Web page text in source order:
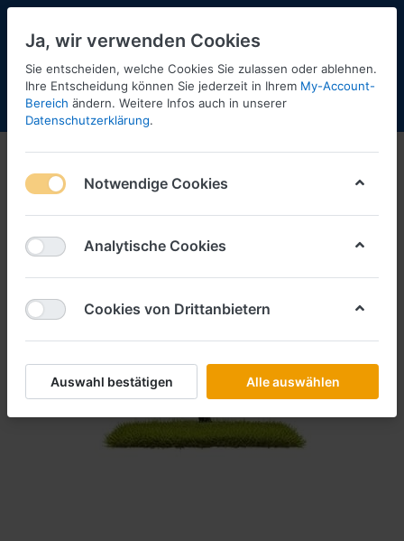
Menü Anmelden Shopaktualisierung
Ja, wir verwenden Cookies
Sie entscheiden, welche Cookies Sie zulassen oder ablehnen.
Ihre Entscheidung können Sie jederzeit in Ihrem My-Account-
Bereich ändern. Weitere Infos auch in unserer
Datenschutzerklärung.
Notwendige Cookies
Analytische Cookies
Cookies von Drittanbietern
Auswahl bestätigen Alle auswählen